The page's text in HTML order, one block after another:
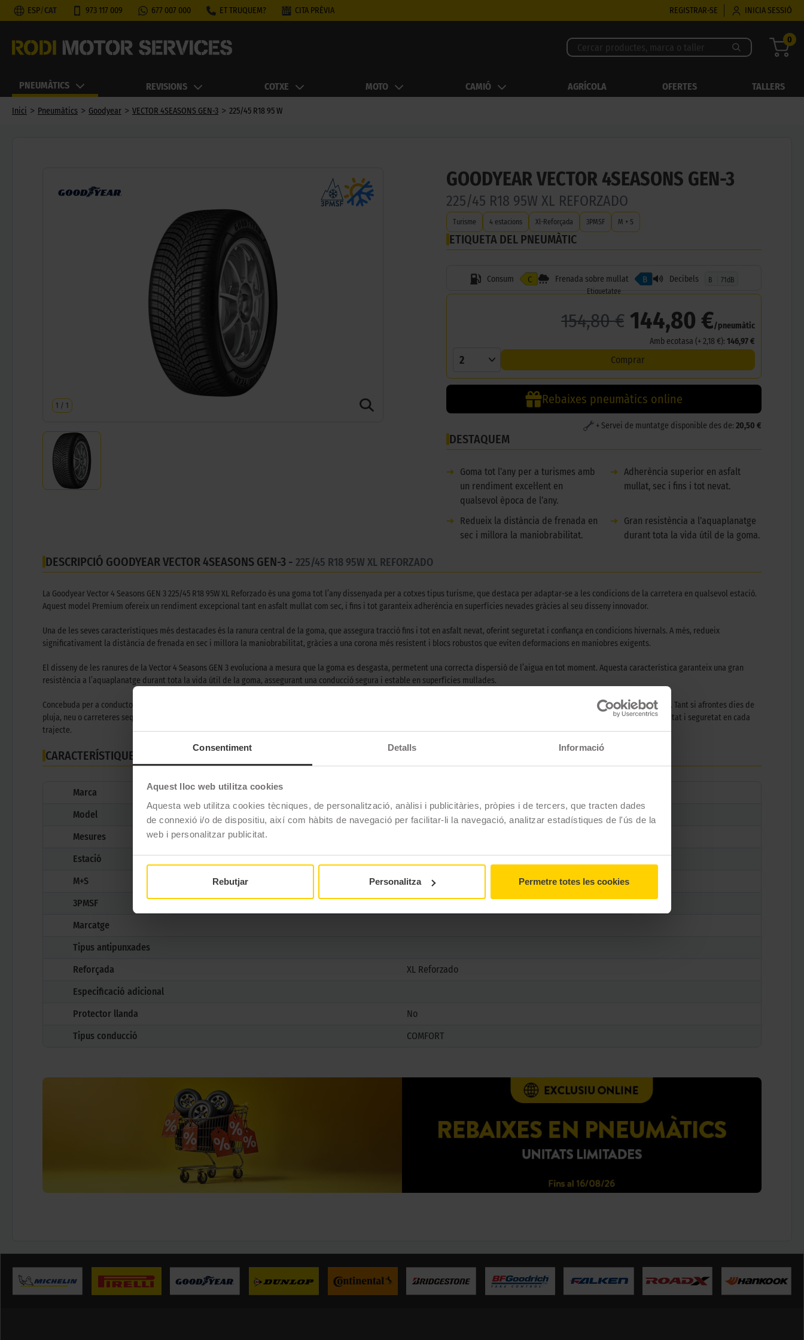
Consentiment Detalls Informació
Aquest lloc web utilitza cookies
Aquesta web utilitza cookies tècniques, de personalització, anàlisi i publicitàries, pròpies i de tercers, que tracten dades
de connexió i/o de dispositiu, així com hàbits de navegació per facilitar-li la navegació, analitzar estadístiques de l'ús de la
web i personalitzar publicitat.
Rebutjar Personalitza Permetre totes les cookies
ESP/CAT 973 117 009 677 007 000 ET TRUQUEM? CITA PRÈVIA REGISTRAR-SE INICIA SESSIÓ
0
PNEUMÀTICS REVISIONS COTXE MOTO CAMIÓ AGRÍCOLA OFERTES TALLERS
Inici > Pneumàtics > Goodyear > VECTOR 4SEASONS GEN-3 > 225/45 R18 95 W
1 / 1
GOODYEAR VECTOR 4SEASONS GEN-3
225/45 R18 95W XL REFORZADO
Turisme 4 estacions Xl-Reforçada 3PMSF M + S
ETIQUETA DEL PNEUMÀTIC
Consum C Frenada sobre mullat B Decibels B
71dB
Etiquetatge
154,80 € 144,80 €/pneumàtic
Amb ecotasa (+ 2,18 €): 146,97 €
2 Comprar
Rebaixes pneumàtics online
+ Servei de muntatge disponible des de: 20,50 €
DESTAQUEM
➜
Goma tot l’any per a turismes amb
un rendiment excel·lent en
qualsevol època de l’any.
➜ Adherència superior en asfalt
mullat, sec i fins i tot nevat.
➜
Redueix la distància de frenada en
sec i millora la maniobrabilitat.
➜
Gran resistència a l’aquaplanatge
durant tota la vida útil de la goma.
DESCRIPCIÓ GOODYEAR VECTOR 4SEASONS GEN-3 - 225/45 R18 95W XL REFORZADO
La Goodyear Vector 4 Seasons GEN 3 225/45 R18 95W XL Reforzado és una goma tot l’any dissenyada per a cotxes tipus turisme, que destaca per adaptar-se a les condicions de la carretera en qualsevol estació.
Aquest model Premium ofereix un rendiment excepcional tant en asfalt mullat com sec, i fins i tot garanteix adherència en superfícies nevades gràcies al seu disseny innovador.
Una de les seves característiques més destacades és la ranura central de la goma, que assegura tracció fins i tot en asfalt nevat, oferint seguretat i confiança en condicions hivernals. A més, redueix
significativament la distància de frenada en sec i millora la maniobrabilitat, gràcies a una corona més resistent i blocs robustos que eviten deformacions en maniobres exigents.
El disseny de les ranures de la Vector 4 Seasons GEN 3 evoluciona a mesura que la goma es desgasta, permetent una correcta dispersió de l’aigua en tot moment. Aquesta característica garanteix una gran
resistència a l’aquaplanatge durant tota la vida útil de la goma, assegurant una conducció segura i estable en superfícies mullades.
Concebuda per a conductors que busquen un equilibri entre rendiment i adaptabilitat, aquesta goma redefineix el que significa conduir amb confiança en qualsevol condició climàtica. Tant si afrontes dies de
pluja, neu o carreteres seques, la Vector 4 Seasons GEN 3 ofereix una experiència de conducció segura, eficient i còmoda, consolidant-se com una elecció ideal per a qui valora versatilitat i seguretat en cada
trajecte.
CARACTERÍSTIQUES TÈCNIQUES
Marca
Model
VECTOR 4SEASONS GEN-3
Mesures
Estació
4 estacions
M+S
Si
3PMSF
Si
Marcatge
Tipus antipunxades
Reforçada
XL Reforzado
Especificació adicional
Protector llanda
No
Tipus conducció
COMFORT